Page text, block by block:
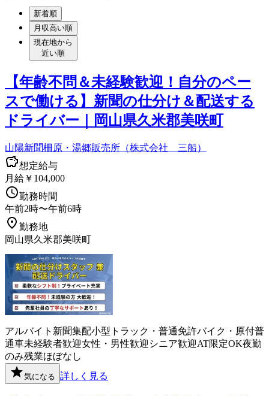
新着順
月収高い順
現在地から
近い順
【年齢不問＆未経験歓迎！自分のペー
スで働ける】新聞の仕分け＆配送する
ドライバー｜岡山県久米郡美咲町
山陽新聞柵原・湯郷販売所（株式会社 三船）
想定給与
月給￥104,000
勤務時間
午前2時〜午前6時
勤務地
岡山県久米郡美咲町
アルバイト 新聞集配小型トラック・普通免許バイク・原付普
通車未経験者歓迎女性・男性歓迎 シニア歓迎AT限定OK夜勤
のみ残業ほぼなし
気になる 詳しく見る